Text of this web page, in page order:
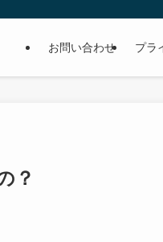
お問い合わせ プラ
？